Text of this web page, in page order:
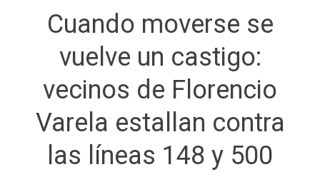
Cuando moverse se
vuelve un castigo:
vecinos de Florencio
Varela estallan contra
las líneas 148 y 500